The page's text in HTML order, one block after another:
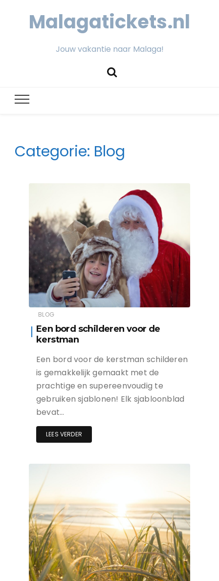
Malagatickets.nl
Jouw vakantie naar Malaga!
Categorie: Blog
BLOG
Een bord schilderen voor de
kerstman
Een bord voor de kerstman schilderen
is gemakkelijk gemaakt met de
prachtige en supereenvoudig te
gebruiken sjablonen! Elk sjabloonblad
bevat…
LEES VERDER